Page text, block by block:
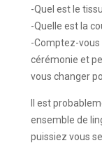
-Quel est le
-Quelle est la
-Comptez-
cérémonie et
vous changer
Il est
ensemble de
puissiez vous